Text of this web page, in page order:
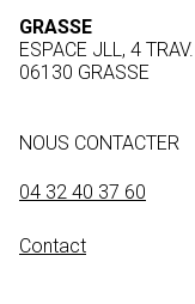
GRASSE
ESPACE JLL, 4
06130 GRASSE
NOUS CONTACTER
04 32 40 37 60
Contact